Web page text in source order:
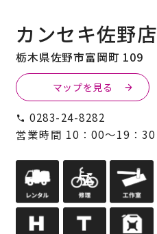
カンセキ佐野店
栃木県佐野市富岡町 109
マップを見る
0283-24-8282
営業時間 10：00～19：30